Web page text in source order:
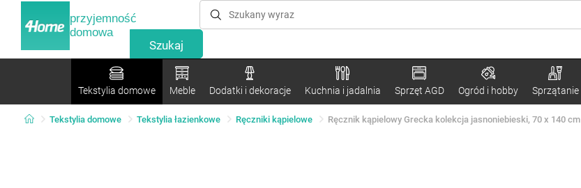
przyjemność
domowa
Tekstylia domowe Meble Dodatki i dekoracje Kuchnia i jadalnia Sprzęt AGD Ogród i hobby Sprzątanie
Tekstylia domowe Tekstylia łazienkowe Ręczniki kąpielowe Ręcznik kąpielowy Grecka kolekcja jasnoniebieski, 70 x 140 cm